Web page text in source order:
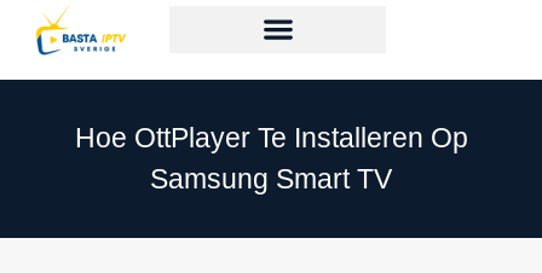
Hoe OttPlayer Te Installeren Op
Samsung Smart TV